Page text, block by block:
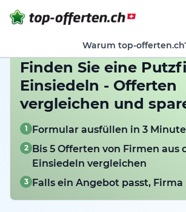
Warum top-
Finden Sie eine
Einsiedeln - Offerten
vergleichen und
1 Formular ausfüllen in 3
2 Bis 5 Offerten von Firmen aus
Einsiedeln vergleichen
3 Falls ein Angebot passt,